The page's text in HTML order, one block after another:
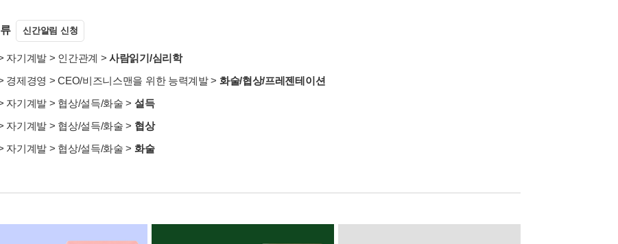
신간알림 신청
자기계발 > 인간관계 >사람읽기/심리학
경제경영 >CEO/비즈니스맨을 위한 능력계발> 화술/협상/프레젠테이션
자기계발 > 협상/설득/화술 > 설득
자기계발 > 협상/설득/화술 > 협상
자기계발 > 협상/설득/화술 > 화술